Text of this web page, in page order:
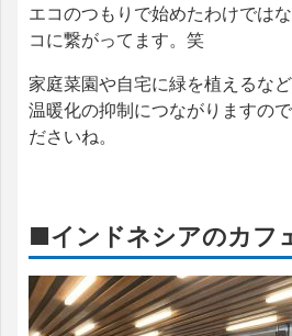
エコのつもりで始めたわけでは
コに繋がってます。笑
家庭菜園や自宅に緑を植えるな
温暖化の抑制につながりますの
ださいね。
■インドネシアのカフ